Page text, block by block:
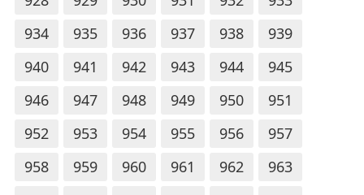
934
935 936 937 938
939
940
941 942 943 944
945
946
947 948 949 950
951
952
953 954 955 956
957
958
959 960 961 962
963